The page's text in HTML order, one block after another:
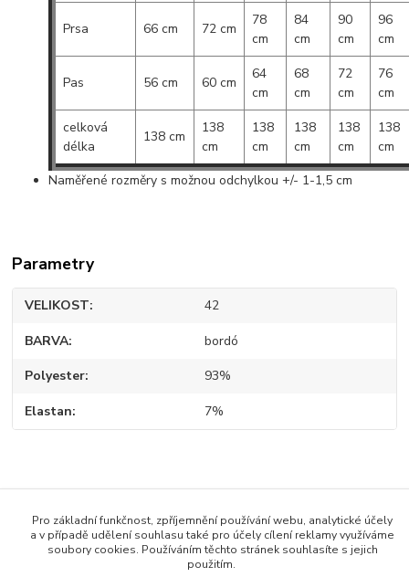
Prsa 66 cm 72 cm
78
cm
84
cm
90
cm
96
cm
Pas 56 cm 60 cm
64
cm
68
cm
72
cm
76
cm
celková
délka
138 cm
138
cm
138
cm
138
cm
138
cm
138
cm
Naměřené rozměry s možnou odchylkou +/- 1-1,5 cm
Parametry
VELIKOST 42
BARVA bordó
Polyester 93%
Elastan 7%
DÁMSKÉ OBLEČENÍ
DÁMSKÉ ŠATY
Pro základní funkčnost, zpříjemnění používání webu, analytické účely
a v případě udělení souhlasu také pro účely cílení reklamy využíváme
soubory cookies. Používáním těchto stránek souhlasíte s jejich
použitím.